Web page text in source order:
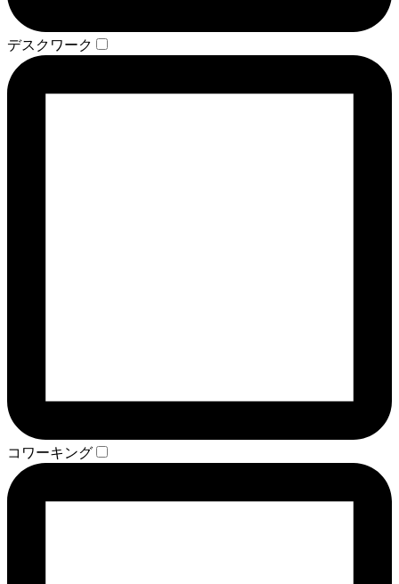
デスクワーク
コワーキング